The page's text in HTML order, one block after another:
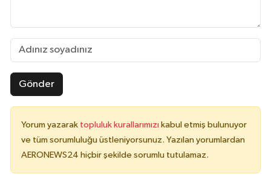
Gönder
Yorum yazarak topluluk kurallarımızı kabul etmiş bulunuyor
ve tüm sorumluluğu üstleniyorsunuz. Yazılan yorumlardan
AERONEWS24 hiçbir şekilde sorumlu tutulamaz.